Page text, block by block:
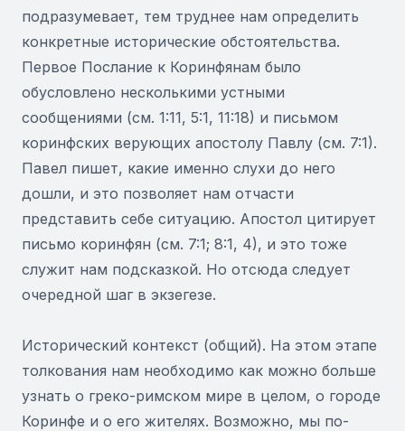
подразумевает, тем труднее нам определить
конкретные исторические обстоятельства.
Первое Послание к Коринфянам было
обусловлено несколькими устными
сообщениями (см. 1:11, 5:1, 11:18) и письмом
коринфских верующих апостолу Павлу (см. 7:1).
Павел пишет, какие именно слухи до него
дошли, и это позволяет нам отчасти
представить себе ситуацию. Апостол цитирует
письмо коринфян (см. 7:1; 8:1, 4), и это тоже
служит нам подсказкой. Но отсюда следует
очередной шаг в экзегезе.
Исторический контекст (общий). На этом этапе
толкования нам необходимо как можно больше
узнать о греко-римском мире в целом, о городе
Коринфе и о его жителях. Возможно, мы по-